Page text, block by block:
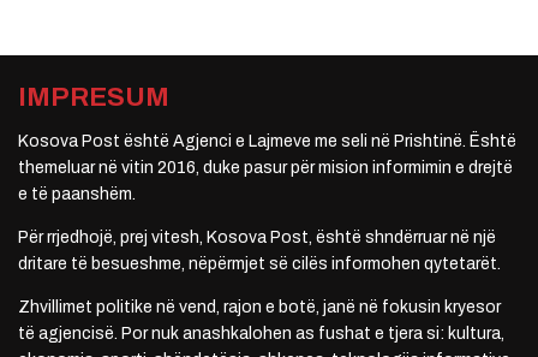
IMPRESUM
Kosova Post është Agjenci e Lajmeve me seli në Prishtinë. Është
themeluar në vitin 2016, duke pasur për mision informimin e drejtë
e të paanshëm.
Për rrjedhojë, prej vitesh, Kosova Post, është shndërruar në një
dritare të besueshme, nëpërmjet së cilës informohen qytetarët.
Zhvillimet politike në vend, rajon e botë, janë në fokusin kryesor
të agjencisë. Por nuk anashkalohen as fushat e tjera si: kultura,